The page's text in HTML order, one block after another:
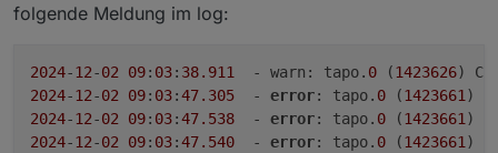
folgende Meldung im log:
2024-12-02 09: 03: 38.911
  - warn: tapo.
0 (1423626)
2024-12-02 09: 03:47.305
  -
error: tapo. 0 (1423661 )
2024-12-02 09: 03:47.538
  -
error: tapo. 0 (1423661 )
2024-12-02 09: 03:47.540
  -
error: tapo. 0 (1423661 )